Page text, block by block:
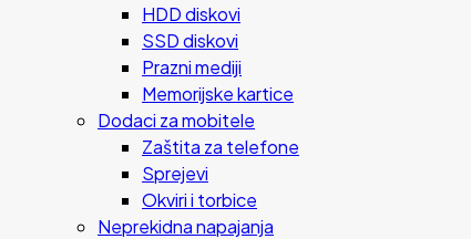
HDD diskovi
SSD diskovi
Prazni mediji
Memorijske kartice
Dodaci za mobitele
Zaštita za telefone
Sprejevi
Okviri i torbice
Neprekidna napajanja